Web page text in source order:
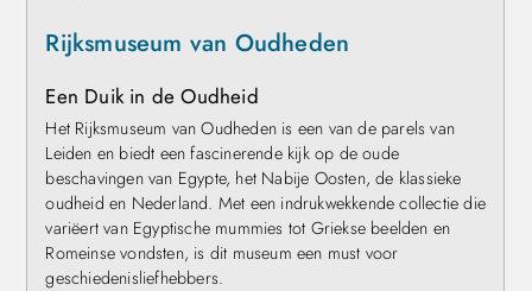
Rijksmuseum van Oudheden
Een Duik in de Oudheid
Het Rijksmuseum van Oudheden is een van de parels van
Leiden en biedt een fascinerende kijk op de oude
beschavingen van Egypte, het Nabije Oosten, de klassieke
oudheid en Nederland. Met een indrukwekkende collectie die
variëert van Egyptische mummies tot Griekse beelden en
Romeinse vondsten, is dit museum een must voor
geschiedenisliefhebbers.